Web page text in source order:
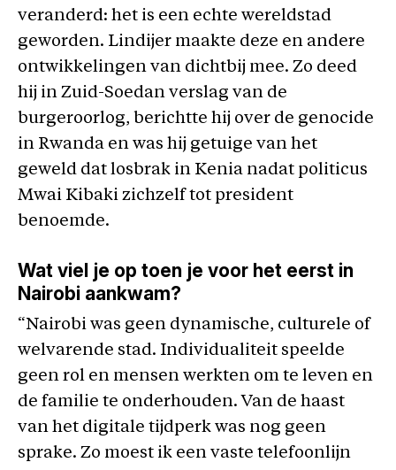
veranderd: het is een echte wereldstad
geworden. Lindijer maakte deze en andere
ontwikkelingen van dichtbij mee. Zo deed
hij in Zuid-Soedan verslag van de
burgeroorlog, berichtte hij over de genocide
in Rwanda en was hij getuige van het
geweld dat losbrak in Kenia nadat politicus
Mwai Kibaki zichzelf tot president
benoemde.
Wat viel je op toen je voor het eerst in
Nairobi aankwam?
“Nairobi was geen dynamische, culturele of
welvarende stad. Individualiteit speelde
geen rol en mensen werkten om te leven en
de familie te onderhouden. Van de haast
van het digitale tijdperk was nog geen
sprake. Zo moest ik een vaste telefoonlijn